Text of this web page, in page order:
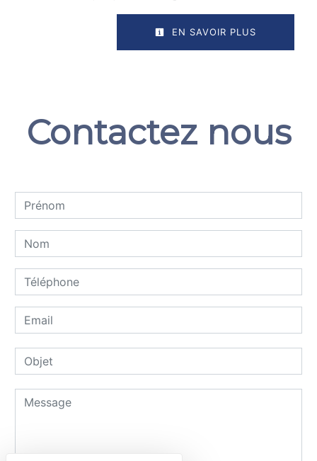
EN SAVOIR PLUS
Contactez nous